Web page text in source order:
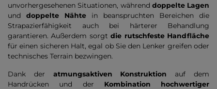
unvorhergesehenen Situationen, während doppelte Lagen
und doppelte Nähte in beanspruchten Bereichen die
Strapazierfähigkeit auch bei härterer Behandlung
garantieren. Außerdem sorgtdie rutschfeste Handfläche
für einen sicheren Halt, egal ob Sie den Lenker greifen oder
technisches Terrain bezwingen.
Dank der atmungsaktiven Konstruktion auf dem
Handrücken und der Kombination hochwertiger